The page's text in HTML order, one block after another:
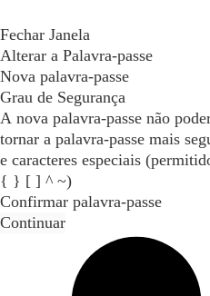
Fechar Janela
Alterar a Palavra-passe
Nova palavra-passe
Grau de Segurança
A nova palavra-passe não poderá
tornar a palavra-passe mais
e caracteres especiais
{ } [ ] ^ ~)
Confirmar palavra-passe
Continuar